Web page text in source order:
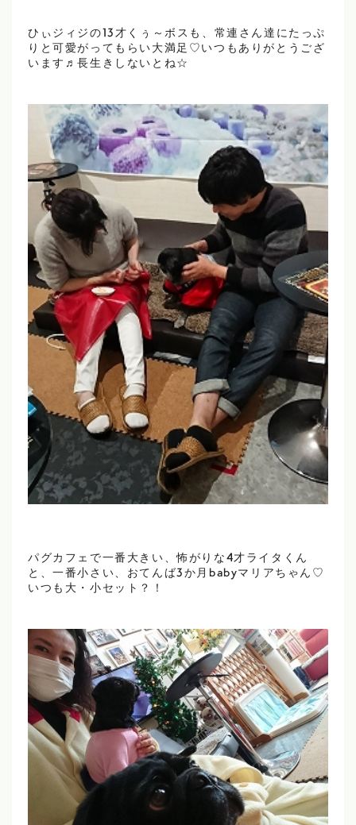
ひぃジィジの13才くぅ～ボスも、常連さん達にたっぷ
りと可愛がってもらい大満足♡いつもありがとうござ
います♬長生きしないとね☆
パグカフェで一番大きい、怖がりな4才ライタくん
と、一番小さい、おてんば3か月babyマリアちゃん♡
いつも大・小セット？！